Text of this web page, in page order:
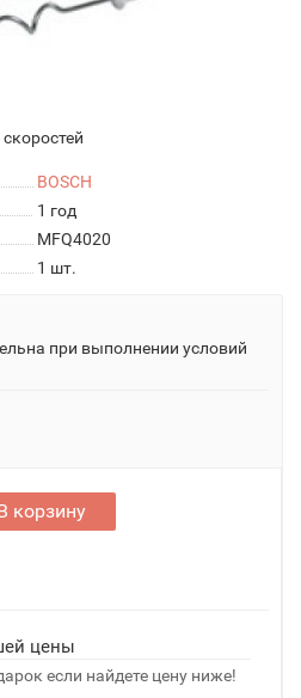
BOSCH
1 год
MFQ4020
1 шт.
при выполнении условий
корзину
цены
если найдете цену ниже!